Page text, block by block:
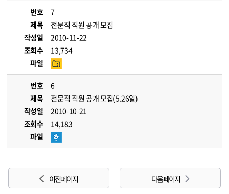
번호
7
제목
전문직 직원 공개 모집
작성일
2010-11-22
조회수
13,734
파일
번호
6
제목
전문직 직원 공개 모집(5.26일)
작성일
2010-10-21
조회수
14,183
파일
이전 페이지 다음 페이지